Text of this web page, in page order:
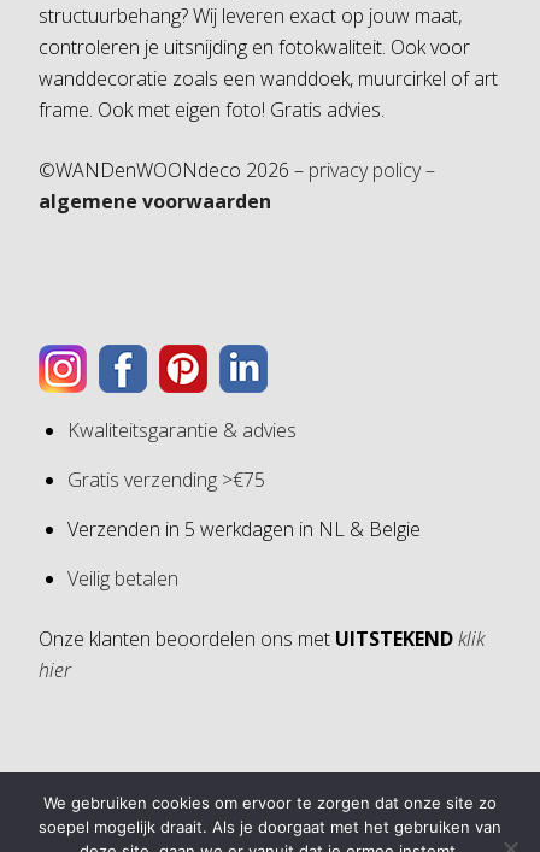
structuurbehang? Wij leveren exact op jouw maat,
controleren je uitsnijding en fotokwaliteit. Ook voor
wanddecoratie zoals een wanddoek, muurcirkel of art
frame. Ook met eigen foto! Gratis advies.
©WANDenWOONdeco 2026 – privacy policy –
algemene voorwaarden
Kwaliteitsgarantie & advies
Gratis verzending >€75
Verzenden in 5 werkdagen in NL & Belgie
Veilig betalen
Onze klanten beoordelen ons met UITSTEKENDklik
hier
4,6 van 5 sterren (op basis van 30 reviews)
We gebruiken cookies om ervoor te zorgen dat onze site zo
soepel mogelijk draait. Als je doorgaat met het gebruiken van